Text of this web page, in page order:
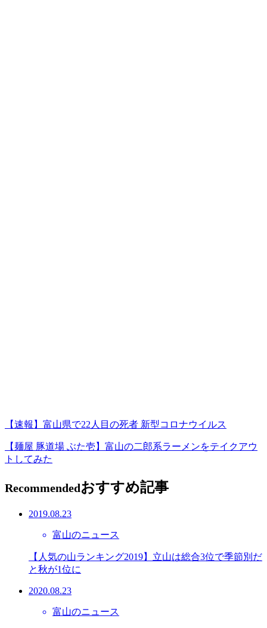
【速報】富山県で22人目の死者 新型コロナウイルス
【麺屋 豚道場 ぶた壱】富山の二郎系ラーメンをテイクアウ
トしてみた
Recommendedおすすめ記事
2019.08.23
富山のニュース
【人気の山ランキング2019】立山は総合3位で季節別だ
と秋が1位に
2020.08.23
富山のニュース